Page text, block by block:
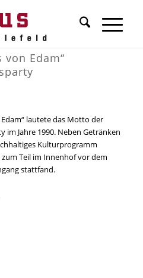
von Edam“
Edam“ lautete das Motto der
im Jahre 1990. Neben Getränken
Kulturprogramm
Teil im Innenhof vor dem
stattfand.